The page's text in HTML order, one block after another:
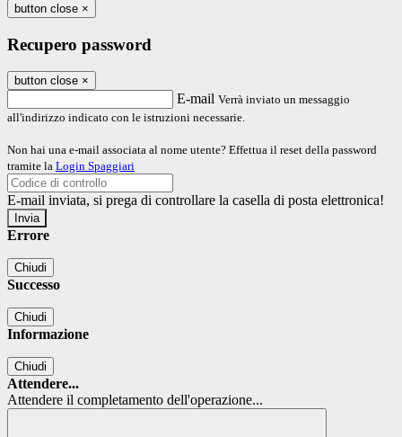
button close ×
Recupero password
button close ×
E-mail Verrà inviato un messaggio
all'indirizzo indicato con le istruzioni necessarie.
Non hai una e-mail associata al nome utente? Effettua il reset della password
tramite la Login Spaggiari
E-mail inviata, si prega di controllare la casella di posta elettronica!
Errore
Chiudi
Successo
Chiudi
Informazione
Chiudi
Attendere...
Attendere il completamento dell'operazione...